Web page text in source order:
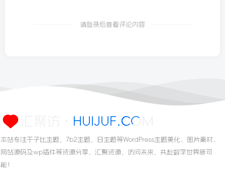
请登录后查看评论内容
汇聚访・HUIJUF.COM
本站专注于子比主题，7b2主题，日主题等WordPress主题美化、图片素材、
网站源码及wp插件等资源分享，汇聚资源，访问未来，共赴数字世界新可
能！